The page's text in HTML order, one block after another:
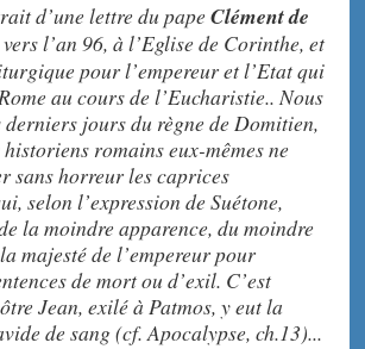
d’une lettre du papeClément de
vers l’an 96, à l’Eglise de Corinthe, et
pour l’empereur et l’Etat qui
au cours de l’Eucharistie.. Nous
derniers jours du règne de Domitien,
romains eux-mêmes ne
sans horreur les caprices
selon l’expression de Suétone,
la moindre apparence, du moindre
majesté de l’empereur pour
de mort ou d’exil. C’est
Jean, exilé à Patmos, y eut la
de sang (cf. Apocalypse, ch.13)...